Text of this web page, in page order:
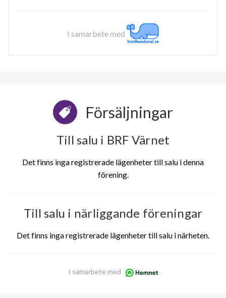
I samarbete med
Försäljningar
Till salu i BRF Värnet
Det finns inga registrerade lägenheter till salu i denna
förening.
Till salu i närliggande föreningar
Det finns inga registrerade lägenheter till salu i närheten.
I samarbete med